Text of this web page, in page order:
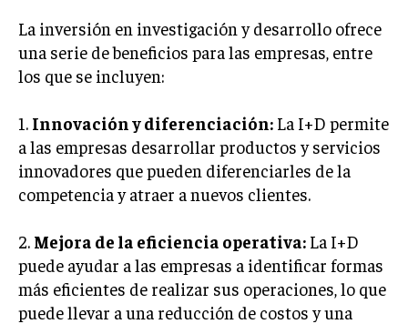
NEGOCIOS INTERNACIONALES
COMERCIO INTERNACIONAL
IMPORTACIÓN Y EXPORTACIÓN
ALIANZAS ESTRATÉGICAS
SOSTENIBILIDAD Y MEDIO AMBIENTE
GESTIÓN DE LA INNOVACIÓN TECNOLÓGICA
TRANSFORMACIÓN DIGITAL
La inversión en investigación y desarrollo ofrece
una serie de beneficios para las empresas, entre
los que se incluyen:
1. Innovación y diferenciación: La I+D permite
a las empresas desarrollar productos y servicios
innovadores que pueden diferenciarles de la
competencia y atraer a nuevos clientes.
2. Mejora de la eficiencia operativa: La I+D
puede ayudar a las empresas a identificar formas
más eficientes de realizar sus operaciones, lo que
puede llevar a una reducción de costos y una